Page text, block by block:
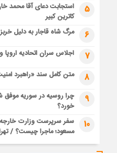
5
استجابت دعای آقا محمد
کاترین کبیر
6 مرگ شاه قاجار به دلیل
7 اجلاس سران اتحادیه اروپا
8 متن کامل سند «راهبرد
9
چرا روسیه در سوریه موفق
خورد؟
10
سفر سرپرست وزارت خارجه
مسعود؛ ماجرا چیست؟ /